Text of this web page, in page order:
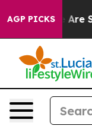
AGP PICKS
“People Are